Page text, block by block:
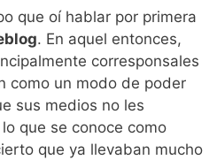
que oí hablar por primera
. En aquel entonces,
corresponsales
como un modo de poder
sus medios no les
que se conoce como
que ya llevaban mucho